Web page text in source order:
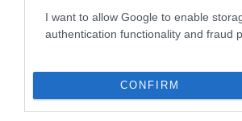
I want to allow Google to enable
authentication functionality and fraud
CONFIRM
πως, παρά τη
υπηρεσιών σας
Σε εσάς και τους
συγχαρητήρια.
2013
Παρασκευή, 5